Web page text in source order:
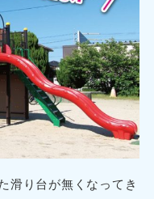
滑り台が無くなってき